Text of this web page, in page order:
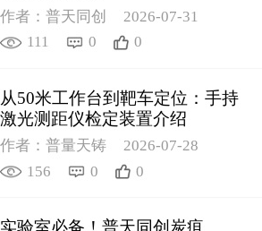
作者：普天同创
2026-07-31
111
0 0
从50米工作台到靶车定位：手持
激光测距仪检定装置介绍
作者：普量天铸
2026-07-28
156
0 0